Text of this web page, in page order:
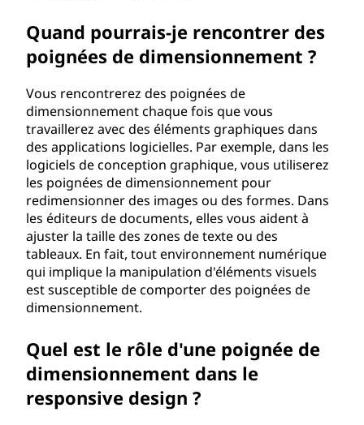
Quand pourrais-je rencontrer des
poignées de dimensionnement ?
Vous rencontrerez des poignées de
dimensionnement chaque fois que vous
travaillerez avec des éléments graphiques dans
des applications logicielles. Par exemple, dans les
logiciels de conception graphique, vous utiliserez
les poignées de dimensionnement pour
redimensionner des images ou des formes. Dans
les éditeurs de documents, elles vous aident à
ajuster la taille des zones de texte ou des
tableaux. En fait, tout environnement numérique
qui implique la manipulation d'éléments visuels
est susceptible de comporter des poignées de
dimensionnement.
Quel est le rôle d'une poignée de
dimensionnement dans le
responsive design ?